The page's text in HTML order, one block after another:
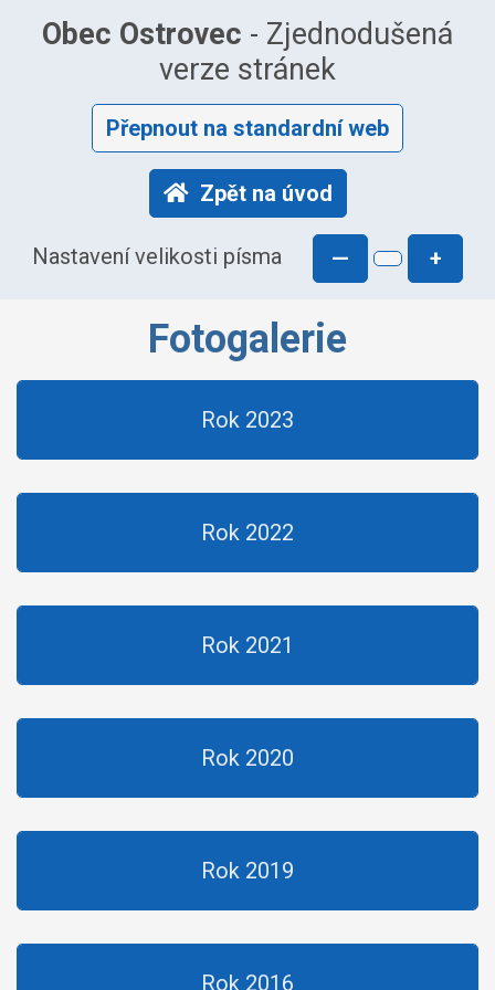
Obec Ostrovec - Zjednodušená
verze stránek
Přepnout na standardní web
Zpět na úvod
Nastavení velikosti písma — +
Fotogalerie
Rok 2023
Rok 2022
Rok 2021
Rok 2020
Rok 2019
Rok 2016